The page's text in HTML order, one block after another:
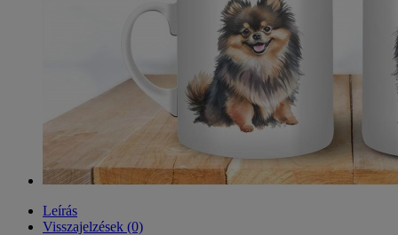
Leírás
Visszajelzések (0)